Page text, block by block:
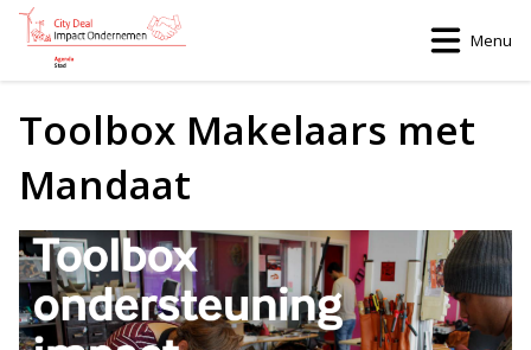
Menu
Home>
Toolbox Makelaars met
Mandaat